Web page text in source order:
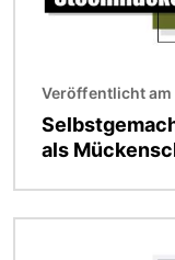
Veröffentlicht am
als